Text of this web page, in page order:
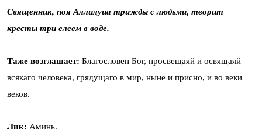
Священник, поя Аллилуиа трижды с людьми, творит
кресты три елеем в воде.
Таже возглашает: Благословен Бог, просвещаяй и освящаяй
всякаго человека, грядущаго в мир, ныне и присно, и во веки
веков.
Лик: Аминь.